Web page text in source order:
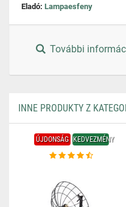
Eladó: Lampaesfeny
További
INNE PRODUKTY Z
ÚJDONSÁG KEDVEZMÉNY